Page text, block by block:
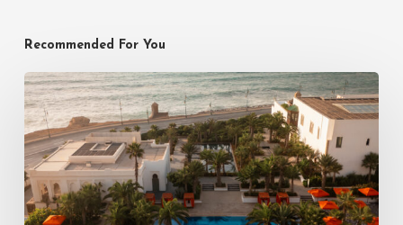
Recommended For You